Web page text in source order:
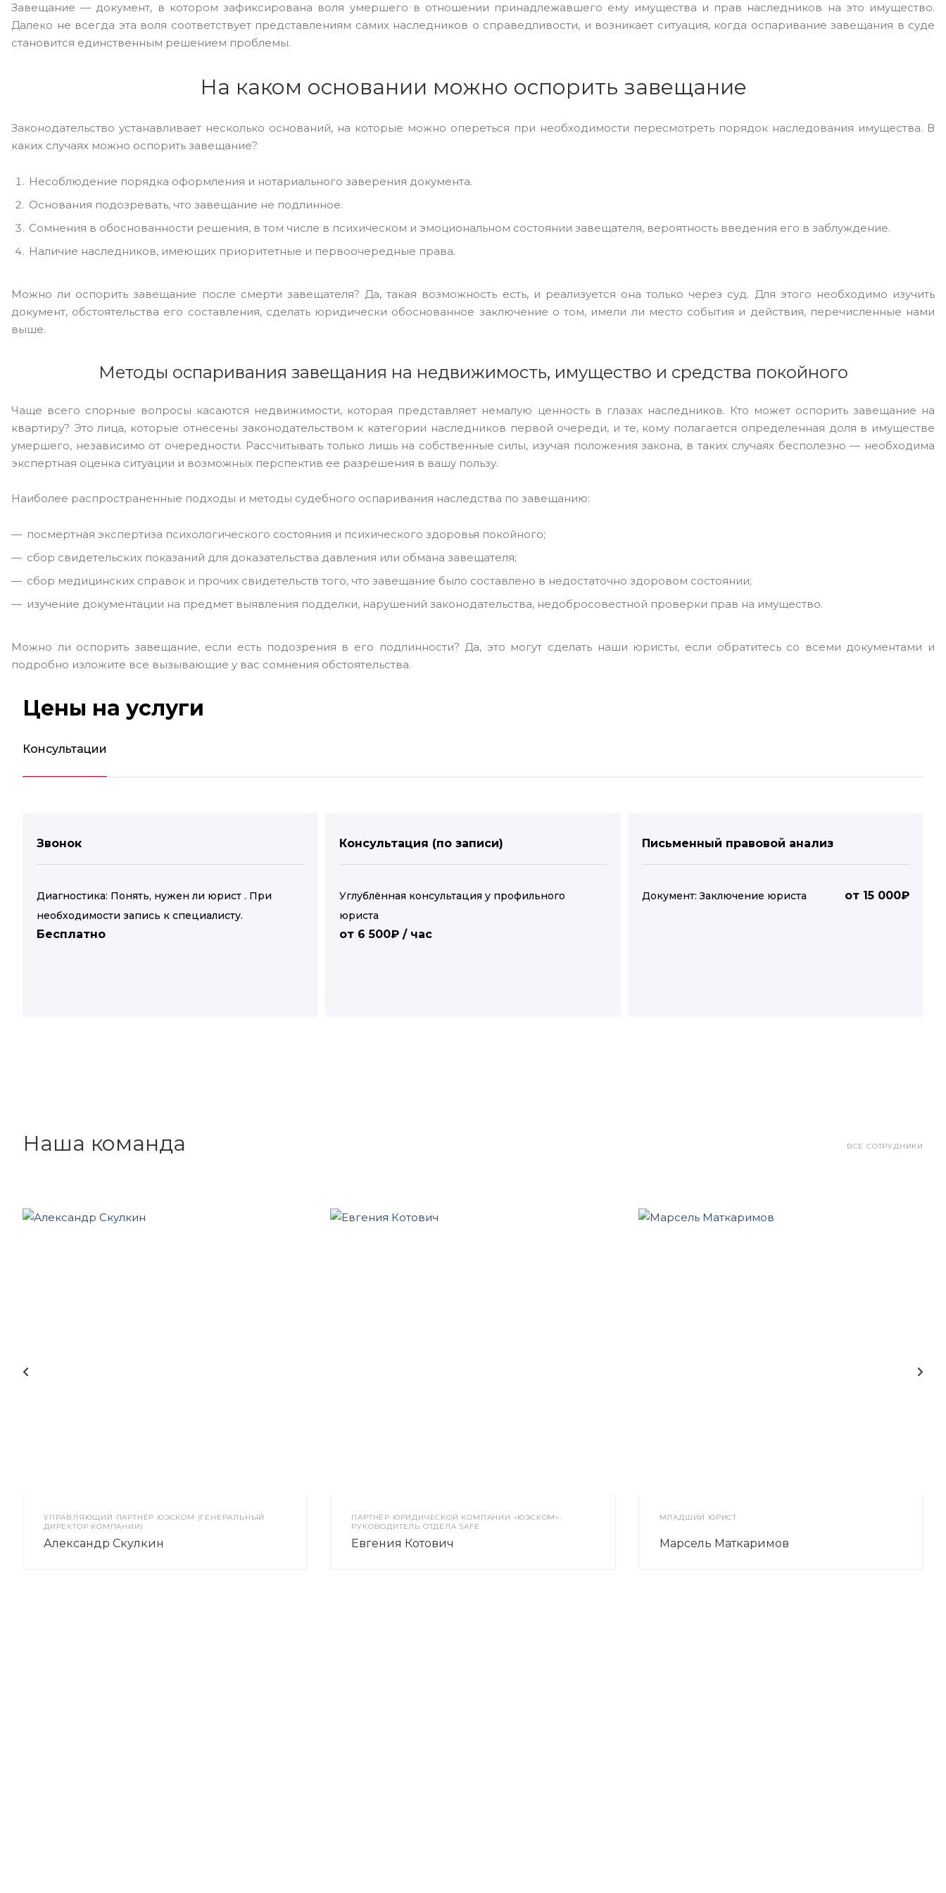
Завещание — документ, в котором зафиксирована воля умершего в отношении принадлежавшего ему имущества и прав наследников на это имущество.
Далеко не всегда эта воля соответствует представлениям самих наследников о справедливости, и возникает ситуация, когда оспаривание завещания в суде
становится единственным решением проблемы.
На каком основании можно оспорить завещание
Законодательство устанавливает несколько оснований, на которые можно опереться при необходимости пересмотреть порядок наследования имущества. В
каких случаях можно оспорить завещание?
Несоблюдение порядка оформления и нотариального заверения документа.
Основания подозревать, что завещание не подлинное.
Сомнения в обоснованности решения, в том числе в психическом и эмоциональном состоянии завещателя, вероятность введения его в заблуждение.
Наличие наследников, имеющих приоритетные и первоочередные права.
Можно ли оспорить завещание после смерти завещателя? Да, такая возможность есть, и реализуется она только через суд. Для этого необходимо изучить
документ, обстоятельства его составления, сделать юридически обоснованное заключение о том, имели ли место события и действия, перечисленные нами
выше.
Методы оспаривания завещания на недвижимость, имущество и средства покойного
Чаще всего спорные вопросы касаются недвижимости, которая представляет немалую ценность в глазах наследников. Кто может оспорить завещание на
квартиру? Это лица, которые отнесены законодательством к категории наследников первой очереди, и те, кому полагается определенная доля в имуществе
умершего, независимо от очередности. Рассчитывать только лишь на собственные силы, изучая положения закона, в таких случаях бесполезно — необходима
экспертная оценка ситуации и возможных перспектив ее разрешения в вашу пользу.
Наиболее распространенные подходы и методы судебного оспаривания наследства по завещанию:
посмертная экспертиза психологического состояния и психического здоровья покойного;
сбор свидетельских показаний для доказательства давления или обмана завещателя;
сбор медицинских справок и прочих свидетельств того, что завещание было составлено в недостаточно здоровом состоянии;
изучение документации на предмет выявления подделки, нарушений законодательства, недобросовестной проверки прав на имущество.
Можно ли оспорить завещание, если есть подозрения в его подлинности? Да, это могут сделать наши юристы, если обратитесь со всеми документами и
подробно изложите все вызывающие у вас сомнения обстоятельства.
Цены на услуги
Консультации
Звонок
Диагностика: Понять, нужен ли юрист . При
необходимости запись к специалисту.
Бесплатно
Консультация (по записи)
Углублённая консультация у профильного
юриста
от 6 500₽ / час
Письменный правовой анализ
Документ: Заключение юриста от 15 000₽
ВСЕ СОТРУДНИКИ
Наша команда
УПРАВЛЯЮЩИЙ ПАРТНЁР ЮЭСКОМ (ГЕНЕРАЛЬНЫЙ
ДИРЕКТОР КОМПАНИИ)
Александр Скулкин
ПАРТНЁР ЮРИДИЧЕСКОЙ КОМПАНИИ «ЮЭСКОМ»,
РУКОВОДИТЕЛЬ ОТДЕЛА SAFE
Евгения Котович
МЛАДШИЙ ЮРИСТ
Марсель Маткаримов